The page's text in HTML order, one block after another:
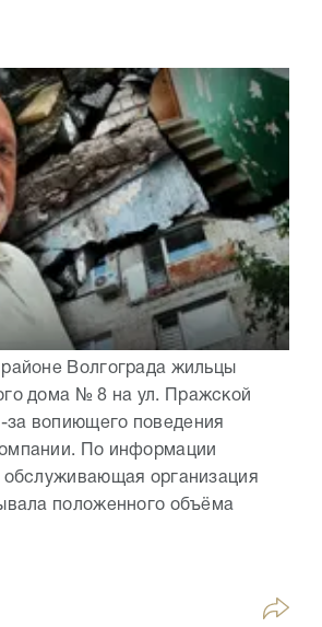
Волгограда жильцы
дома № 8 на ул. Пражской
за вопиющего поведения
По информации
обслуживающая организация
положенного объёма